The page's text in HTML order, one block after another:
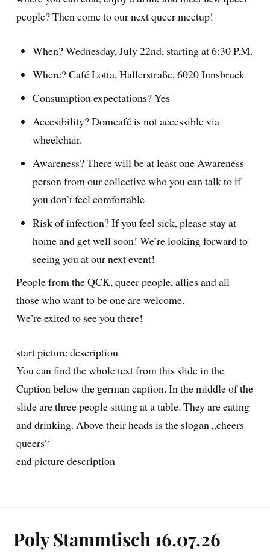
people? Then come to our next queer meetup!
When? Wednesday, July 22nd, starting at 6:30 P.M.
Where? Café Lotta, Hallerstraße, 6020 Innsbruck
Consumption expectations? Yes
Accesibility? Domcafé is not accessible via
wheelchair.
Awareness? There will be at least one Awareness
person from our collective who you can talk to if
you don’t feel comfortable
Risk of infection? If you feel sick, please stay at
home and get well soon! We’re looking forward to
seeing you at our next event!
People from the QCK, queer people, allies and all
those who want to be one are welcome.
We’re exited to see you there!
start picture description
You can find the whole text from this slide in the
Caption below the german caption. In the middle of the
slide are three people sitting at a table. They are eating
and drinking. Above their heads is the slogan „cheers
queers“
end picture description
Poly Stammtisch 16.07.26